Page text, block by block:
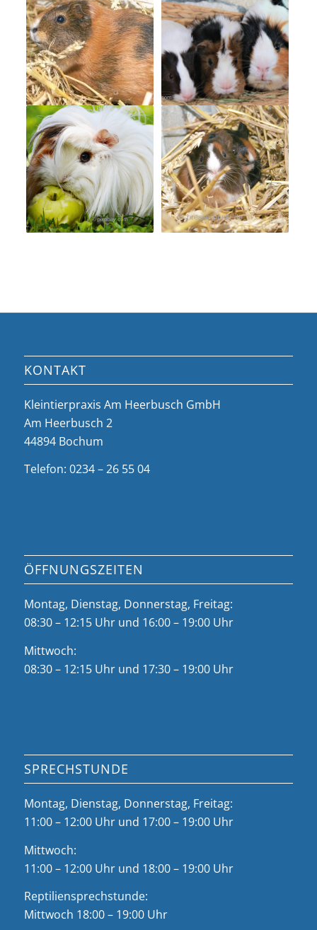
KONTAKT
Kleintierpraxis Am Heerbusch GmbH
Am Heerbusch 2
44894 Bochum
Telefon: 0234 – 26 55 04
ÖFFNUNGSZEITEN
Montag, Dienstag, Donnerstag, Freitag:
08:30 – 12:15 Uhr und 16:00 – 19:00 Uhr
Mittwoch:
08:30 – 12:15 Uhr und 17:30 – 19:00 Uhr
SPRECHSTUNDE
Montag, Dienstag, Donnerstag, Freitag:
11:00 – 12:00 Uhr und 17:00 – 19:00 Uhr
Mittwoch:
11:00 – 12:00 Uhr und 18:00 – 19:00 Uhr
Reptiliensprechstunde:
Mittwoch 18:00 – 19:00 Uhr